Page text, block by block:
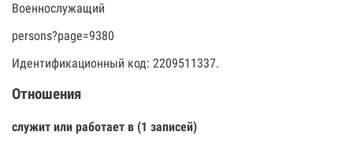
Военнослужащий
persons?page=9380
Идентификационный код: 2209511337.
Отношения
служит или работает в (1 записей)